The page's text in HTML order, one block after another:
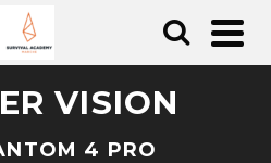
VISION
4 PRO